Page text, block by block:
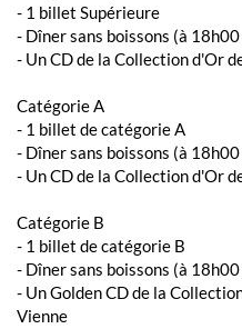
- 1 billet Supérieure
- Dîner sans boissons (à
- Un CD de la Collection d'Or
Catégorie A
- 1 billet de catégorie A
- Dîner sans boissons (à
- Un CD de la Collection d'Or
Catégorie B
- 1 billet de catégorie B
- Dîner sans boissons (à
- Un Golden CD de la
Vienne